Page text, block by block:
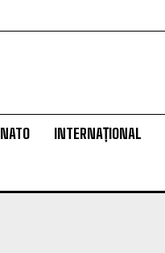
NATO INTERNAȚIONAL